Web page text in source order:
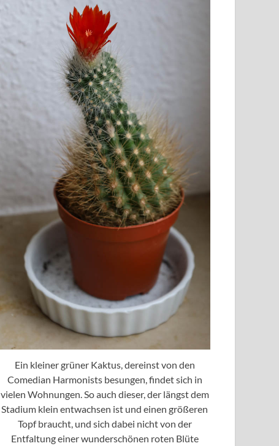
Ein kleiner grüner Kaktus, dereinst von den
Comedian Harmonists besungen, findet sich in
vielen Wohnungen. So auch dieser, der längst dem
Stadium klein entwachsen ist und einen größeren
Topf braucht, und sich dabei nicht von der
Entfaltung einer wunderschönen roten Blüte